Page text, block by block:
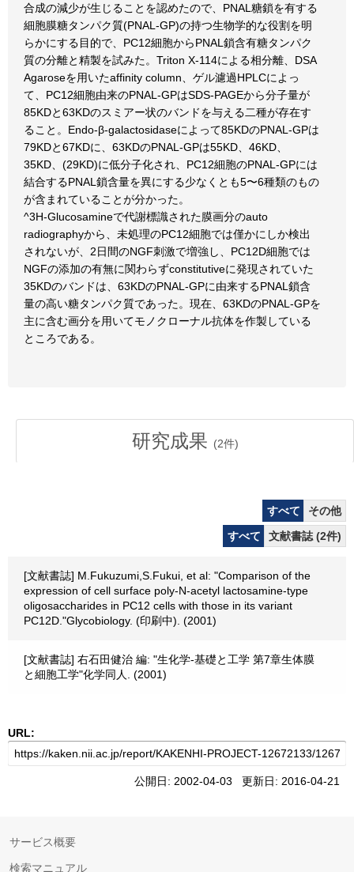
合成の減少が生じることを認めたので、PNAL糖鎖を有する
細胞膜糖タンパク質(PNAL-GP)の持つ生物学的な役割を明
らかにする目的で、PC12細胞からPNAL鎖含有糖タンパク
質の分離と精製を試みた。Triton X-114による相分離、DSA
Agaroseを用いたaffinity column、ゲル濾過HPLCによっ
て、PC12細胞由来のPNAL-GPはSDS-PAGEから分子量が
85KDと63KDのスミアー状のバンドを与える二種が存在す
ること。Endo-β-galactosidaseによって85KDのPNAL-GPは
79KDと67KDに、63KDのPNAL-GPは55KD、46KD、
35KD、(29KD)に低分子化され、PC12細胞のPNAL-GPには
結合するPNAL鎖含量を異にする少なくとも5〜6種類のもの
が含まれていることが分かった。
^3H-Glucosamineで代謝標識された膜画分のauto
radiographyから、未処理のPC12細胞では僅かにしか検出
されないが、2日間のNGF刺激で増強し、PC12D細胞では
NGFの添加の有無に関わらずconstitutiveに発現されていた
35KDのバンドは、63KDのPNAL-GPに由来するPNAL鎖含
量の高い糖タンパク質であった。現在、63KDのPNAL-GPを
主に含む画分を用いてモノクローナル抗体を作製している
ところである。
研究成果 (2件)
すべて
その他
すべて
文献書誌 (2件)
[文献書誌] M.Fukuzumi,S.Fukui, et al: "Comparison of the
expression of cell surface poly-N-acetyl lactosamine-type
oligosaccharides in PC12 cells with those in its variant
PC12D."Glycobiology. (印刷中). (2001)
[文献書誌] 右石田健治 編: "生化学-基礎と工学 第7章生体膜
と細胞工学"化学同人. (2001)
URL:
公開日: 2002-04-03 更新日: 2016-04-21
サービス概要
検索マニュアル